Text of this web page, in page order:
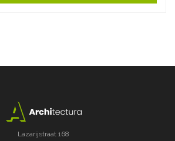
Lazarijstraat 168